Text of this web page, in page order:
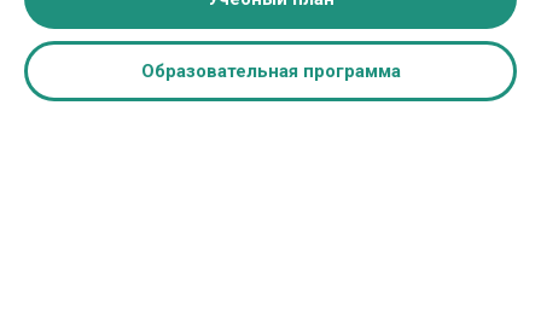
Образовательная программа